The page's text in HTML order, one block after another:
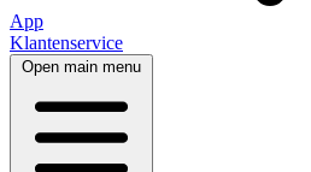
App
Klantenservice
Open main menu